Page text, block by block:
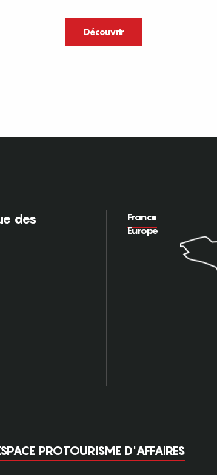
Découvrir
des
France
Europe
PROTOURISME D'AFFAIRES